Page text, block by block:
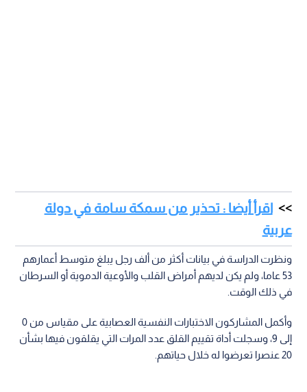
اقرأ أيضا : تحذير من سمكة سامة في دولة
عربية
ونظرت الدراسة في بيانات أكثر من ألف رجل يبلغ متوسط ​​أعمارهم
53 عاما، ولم يكن لديهم أمراض القلب والأوعية الدموية أو السرطان
في ذلك الوقت.
وأكمل المشاركون الاختبارات النفسية العصابية على مقياس من 0
إلى 9، وسجلت أداة تقييم القلق عدد المرات التي يقلقون فيها بشأن
20 عنصرا تعرضوا له خلال حياتهم.